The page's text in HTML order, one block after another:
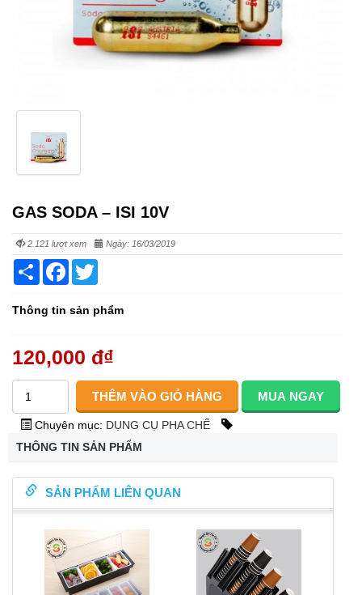
GAS SODA – ISI 10V
2.121 lượt xem Ngày: 16/03/2019
Share Facebook
Thông tin sản phẩm
120,000 đ₫
Chuyên mục: DỤNG CỤ PHA CHẾ
THÔNG TIN SẢN PHẨM
SẢN PHẨM LIÊN QUAN